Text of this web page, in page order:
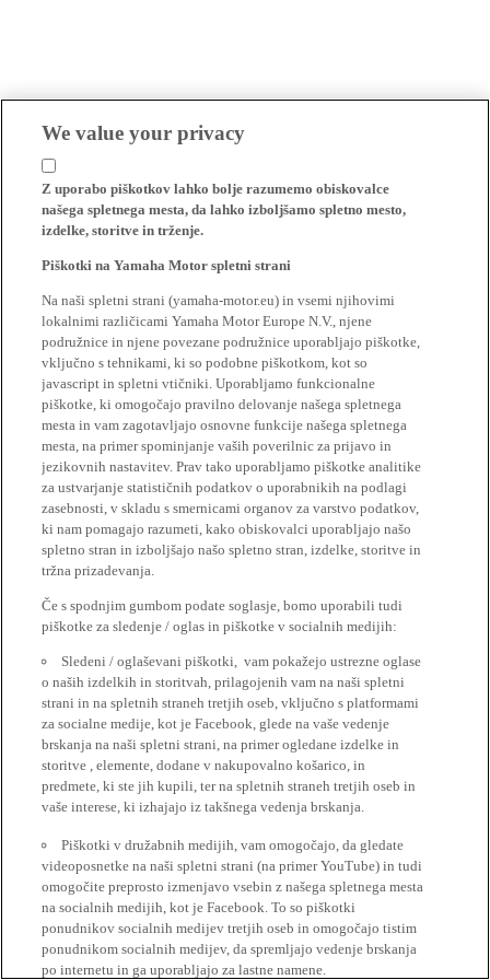
We value your privacy
Z uporabo piškotkov lahko bolje razumemo obiskovalce
našega spletnega mesta, da lahko izboljšamo spletno mesto,
izdelke, storitve in trženje.
Piškotki na Yamaha Motor spletni strani
Na naši spletni strani (yamaha-motor.eu) in vsemi njihovimi
lokalnimi različicami Yamaha Motor Europe N.V., njene
podružnice in njene povezane podružnice uporabljajo piškotke,
vključno s tehnikami, ki so podobne piškotkom, kot so
javascript in spletni vtičniki. Uporabljamo funkcionalne
piškotke, ki omogočajo pravilno delovanje našega spletnega
mesta in vam zagotavljajo osnovne funkcije našega spletnega
mesta, na primer spominjanje vaših poverilnic za prijavo in
jezikovnih nastavitev. Prav tako uporabljamo piškotke analitike
za ustvarjanje statističnih podatkov o uporabnikih na podlagi
zasebnosti, v skladu s smernicami organov za varstvo podatkov,
ki nam pomagajo razumeti, kako obiskovalci uporabljajo našo
spletno stran in izboljšajo našo spletno stran, izdelke, storitve in
tržna prizadevanja.
Če s spodnjim gumbom podate soglasje, bomo uporabili tudi
piškotke za sledenje / oglas in piškotke v socialnih medijih:
Sledeni / oglaševani piškotki, vam pokažejo ustrezne oglase
o naših izdelkih in storitvah, prilagojenih vam na naši spletni
strani in na spletnih straneh tretjih oseb, vključno s platformami
za socialne medije, kot je Facebook, glede na vaše vedenje
brskanja na naši spletni strani, na primer ogledane izdelke in
storitve , elemente, dodane v nakupovalno košarico, in
predmete, ki ste jih kupili, ter na spletnih straneh tretjih oseb in
vaše interese, ki izhajajo iz takšnega vedenja brskanja.
Piškotki v družabnih medijih, vam omogočajo, da gledate
videoposnetke na naši spletni strani (na primer YouTube) in tudi
omogočite preprosto izmenjavo vsebin z našega spletnega mesta
na socialnih medijih, kot je Facebook. To so piškotki
ponudnikov socialnih medijev tretjih oseb in omogočajo tistim
ponudnikom socialnih medijev, da spremljajo vedenje brskanja
po internetu in ga uporabljajo za lastne namene.